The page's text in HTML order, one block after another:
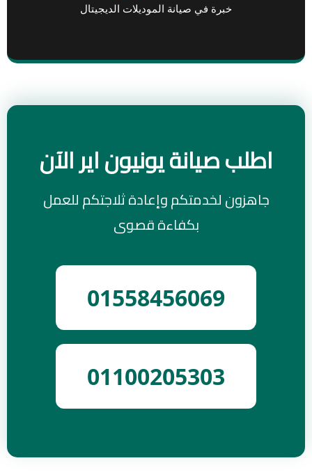
خبرة في صيانة الموديلات الديجيتال
اطلب صيانة يونيون اير الآن
جاهزون لخدمتكم وإعادة ثلاجتكم للعمل
بكفاءة قصوى
01558456069
01100205303